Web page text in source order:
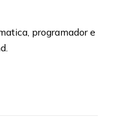
programador e